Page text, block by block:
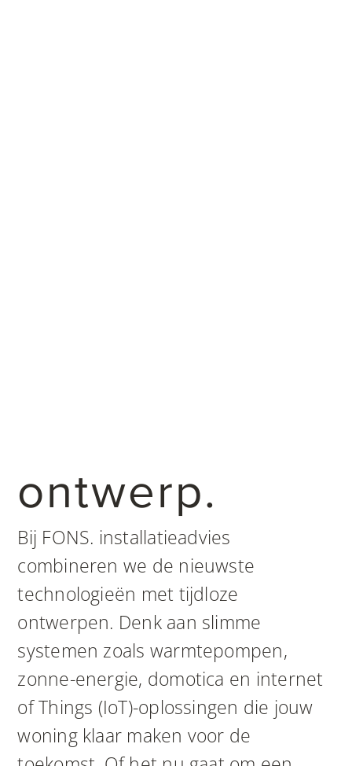
ontwerp.
Bij FONS. installatieadvies
combineren we de nieuwste
technologieën met tijdloze
ontwerpen. Denk aan slimme
systemen zoals warmtepompen,
zonne-energie, domotica en internet
of Things (IoT)-oplossingen die jouw
woning klaar maken voor de